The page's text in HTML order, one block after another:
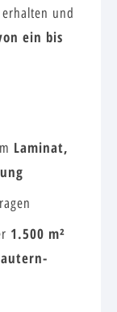
und
ein bis
Laminat,
1.500 m²